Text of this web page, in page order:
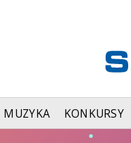
MUZYKA KONKURSY